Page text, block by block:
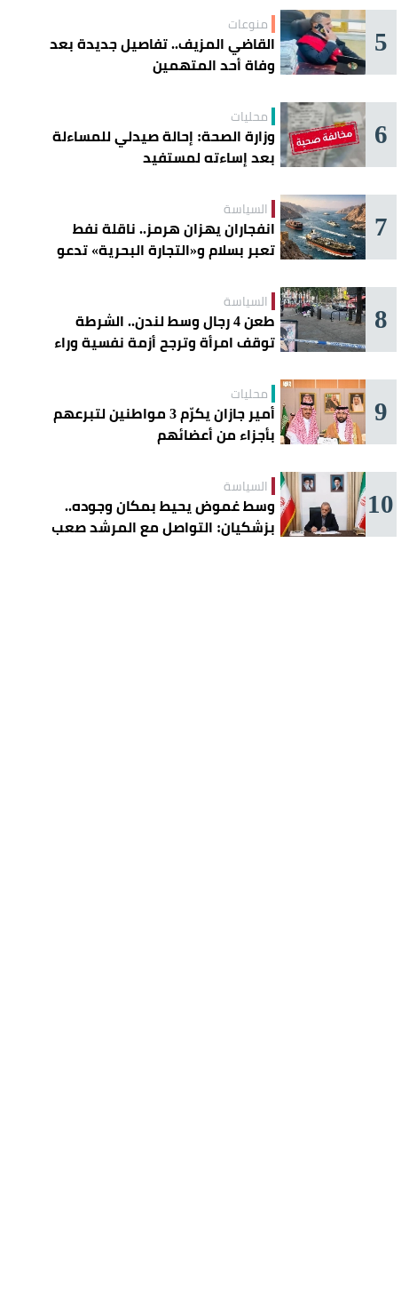
5 منوعات
القاضي المزيف.. تفاصيل جديدة بعد
وفاة أحد المتهمين
6 محليات
وزارة الصحة: إحالة صيدلي للمساءلة
بعد إساءته لمستفيد
7 السياسة
انفجاران يهزان هرمز.. ناقلة نفط
تعبر بسلام و«التجارة البحرية» تدعو
8 السياسة
طعن 4 رجال وسط لندن.. الشرطة
توقف امرأة وترجح أزمة نفسية وراء
9 محليات
أمير جازان يكرّم 3 مواطنين لتبرعهم
بأجزاء من أعضائهم
10 السياسة
وسط غموض يحيط بمكان وجوده..
بزشكيان: التواصل مع المرشد صعب